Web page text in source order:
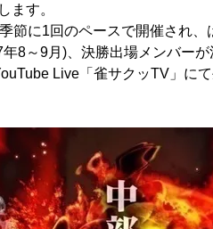
ます。
節に1回のペースで開催され
8～9月)、決勝出場メンバー
Live「雀サクッTV」にて